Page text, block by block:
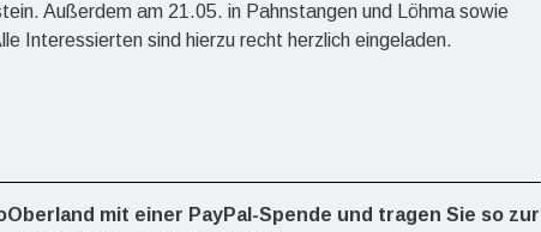
Außerdem am 21.05. in Pahnstangen und Löhma sowie
Interessierten sind hierzu recht herzlich eingeladen.
mit einer PayPal-Spende und tragen Sie so zur